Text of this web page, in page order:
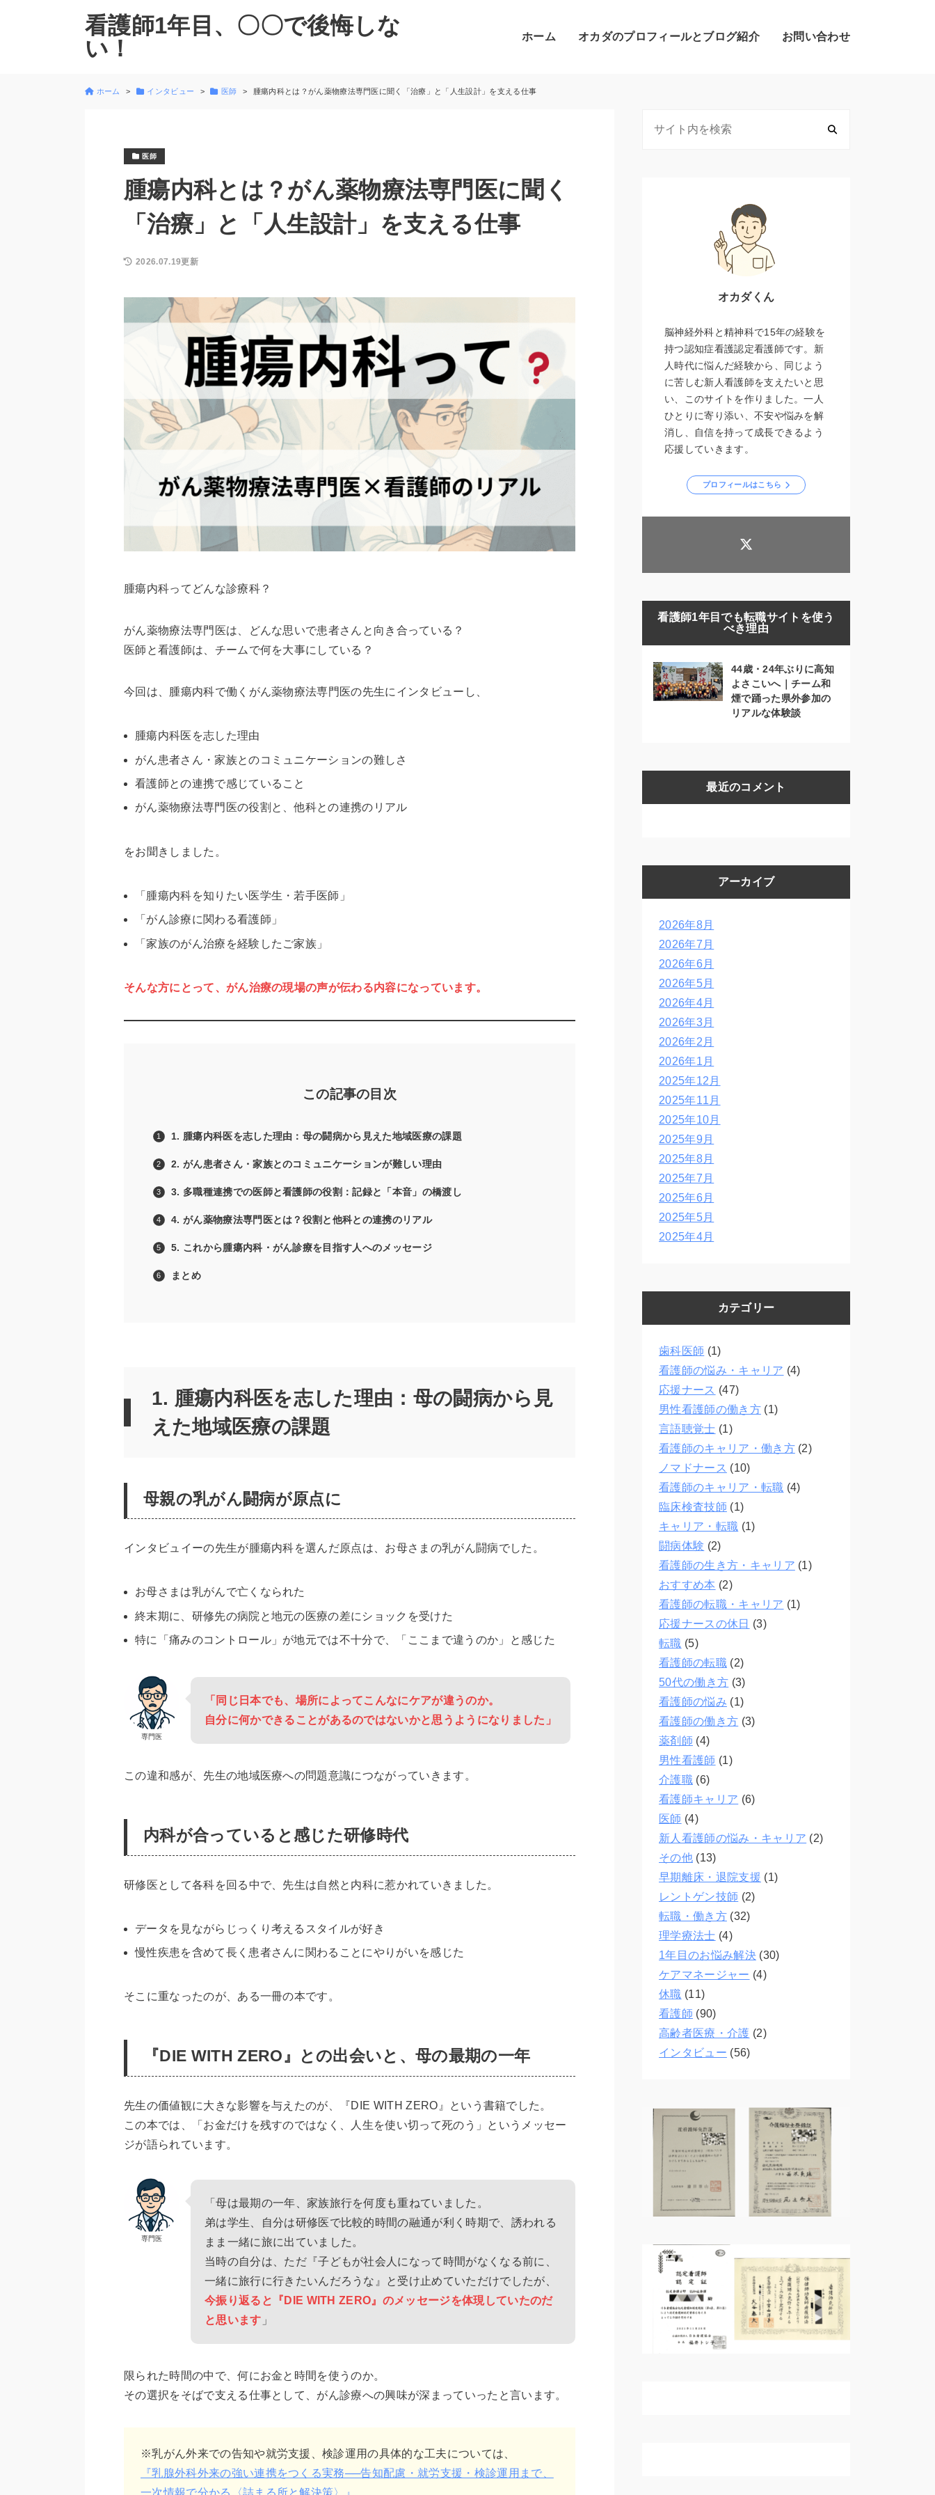
看護師1年目、〇〇で後悔しな
い！
ホーム オカダのプロフィールとブログ紹介 お問い合わせ
ホーム インタビュー 医師 腫瘍内科とは？がん薬物療法専門医に聞く「治療」と「人生設計」を支える仕事
医師
腫瘍内科とは？がん薬物療法専門医に聞く
「治療」と「人生設計」を支える仕事
2026.07.19更新
腫瘍内科ってどんな診療科？
がん薬物療法専門医は、どんな思いで患者さんと向き合っている？
医師と看護師は、チームで何を大事にしている？
今回は、腫瘍内科で働くがん薬物療法専門医の先生にインタビューし、
腫瘍内科医を志した理由
がん患者さん・家族とのコミュニケーションの難しさ
看護師との連携で感じていること
がん薬物療法専門医の役割と、他科との連携のリアル
をお聞きしました。
「腫瘍内科を知りたい医学生・若手医師」
「がん診療に関わる看護師」
「家族のがん治療を経験したご家族」
そんな方にとって、がん治療の現場の声が伝わる内容になっています。
この記事の目次
1. 腫瘍内科医を志した理由：母の闘病から見えた地域医療の課題
2. がん患者さん・家族とのコミュニケーションが難しい理由
3. 多職種連携での医師と看護師の役割：記録と「本音」の橋渡し
4. がん薬物療法専門医とは？役割と他科との連携のリアル
5. これから腫瘍内科・がん診療を目指す人へのメッセージ
まとめ
1. 腫瘍内科医を志した理由：母の闘病から見
えた地域医療の課題
母親の乳がん闘病が原点に
インタビュイーの先生が腫瘍内科を選んだ原点は、お母さまの乳がん闘病でした。
お母さまは乳がんで亡くなられた
終末期に、研修先の病院と地元の医療の差にショックを受けた
特に「痛みのコントロール」が地元では不十分で、「ここまで違うのか」と感じた
専門医
「同じ日本でも、場所によってこんなにケアが違うのか。
自分に何かできることがあるのではないかと思うようになりました」
この違和感が、先生の地域医療への問題意識につながっていきます。
内科が合っていると感じた研修時代
研修医として各科を回る中で、先生は自然と内科に惹かれていきました。
データを見ながらじっくり考えるスタイルが好き
慢性疾患を含めて長く患者さんに関わることにやりがいを感じた
そこに重なったのが、ある一冊の本です。
『DIE WITH ZERO』との出会いと、母の最期の一年
先生の価値観に大きな影響を与えたのが、『DIE WITH ZERO』という書籍でした。
この本では、「お金だけを残すのではなく、人生を使い切って死のう」というメッセー
ジが語られています。
専門医
「母は最期の一年、家族旅行を何度も重ねていました。
弟は学生、自分は研修医で比較的時間の融通が利く時期で、誘われる
まま一緒に旅に出ていました。
当時の自分は、ただ『子どもが社会人になって時間がなくなる前に、
一緒に旅行に行きたいんだろうな』と受け止めていただけでしたが、
今振り返ると『DIE WITH ZERO』のメッセージを体現していたのだ
と思います 」
限られた時間の中で、何にお金と時間を使うのか。
その選択をそばで支える仕事として、がん診療への興味が深まっていったと言います。
※乳がん外来での告知や就労支援、検診運用の具体的な工夫については、
『乳腺外科外来の強い連携をつくる実務──告知配慮・就労支援・検診運用まで、
一次情報で分かる〈詰まる所と解決策〉』
オカダくん
脳神経外科と精神科で15年の経験を
持つ認知症看護認定看護師です。新
人時代に悩んだ経験から、同じよう
に苦しむ新人看護師を支えたいと思
い、このサイトを作りました。一人
ひとりに寄り添い、不安や悩みを解
消し、自信を持って成長できるよう
応援していきます。
プロフィールはこちら
看護師1年目でも転職サイトを使う
べき理由
44歳・24年ぶりに高知
よさこいへ｜チーム和
煙で踊った県外参加の
リアルな体験談
最近のコメント
アーカイブ
2026年8月
2026年7月
2026年6月
2026年5月
2026年4月
2026年3月
2026年2月
2026年1月
2025年12月
2025年11月
2025年10月
2025年9月
2025年8月
2025年7月
2025年6月
2025年5月
2025年4月
カテゴリー
歯科医師 (1)
看護師の悩み・キャリア (4)
応援ナース (47)
男性看護師の働き方(1)
言語聴覚士 (1)
看護師のキャリア・働き方(2)
ノマドナース (10)
看護師のキャリア・転職 (4)
臨床検査技師 (1)
キャリア・転職 (1)
闘病体験 (2)
看護師の生き方・キャリア (1)
おすすめ本 (2)
看護師の転職・キャリア (1)
応援ナースの休日 (3)
転職 (5)
看護師の転職(2)
50代の働き方 (3)
看護師の悩み (1)
看護師の働き方 (3)
薬剤師 (4)
男性看護師 (1)
介護職(6)
看護師キャリア (6)
医師 (4)
新人看護師の悩み・キャリア (2)
その他(13)
早期離床・退院支援 (1)
レントゲン技師 (2)
転職・働き方(32)
理学療法士 (4)
1年目のお悩み解決(30)
ケアマネージャー (4)
休職 (11)
看護師 (90)
高齢者医療・介護 (2)
インタビュー (56)